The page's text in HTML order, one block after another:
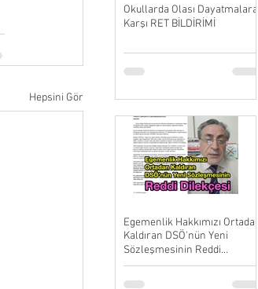
Hepsini Gör
Okullarda Olası Dayatmalara
Karşı RET BİLDİRİMİ
Egemenlik Hakkımızı
Kaldıran DSÖ'nün Yeni
Sözleşmesinin Reddi
Dilekçesi